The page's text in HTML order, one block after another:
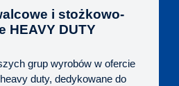
i stożkowo-
HEAVY DUTY
grup wyrobów w ofercie
duty, dedykowane do